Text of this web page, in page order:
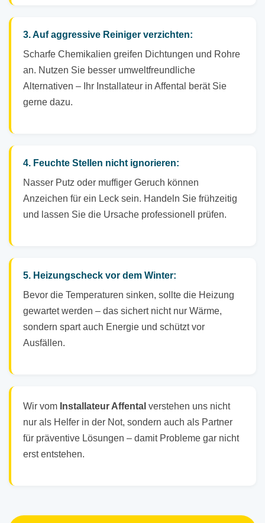
3. Auf aggressive Reiniger verzichten:
Scharfe Chemikalien greifen Dichtungen und Rohre
an. Nutzen Sie besser umweltfreundliche
Alternativen – Ihr Installateur in Affental berät Sie
gerne dazu.
4. Feuchte Stellen nicht ignorieren:
Nasser Putz oder muffiger Geruch können
Anzeichen für ein Leck sein. Handeln Sie frühzeitig
und lassen Sie die Ursache professionell prüfen.
5. Heizungscheck vor dem Winter:
Bevor die Temperaturen sinken, sollte die Heizung
gewartet werden – das sichert nicht nur Wärme,
sondern spart auch Energie und schützt vor
Ausfällen.
Wir vom Installateur Affental verstehen uns nicht
nur als Helfer in der Not, sondern auch als Partner
für präventive Lösungen – damit Probleme gar nicht
erst entstehen.